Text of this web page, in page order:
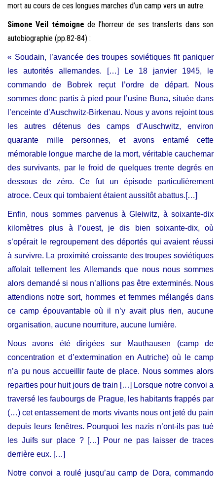
mort au cours de ces longues marches d’un camp vers un autre.
Simone Veil témoigne de l’horreur de ses transferts dans son
autobiographie (pp.82-84) :
« Soudain, l’avancée des troupes soviétiques fit paniquer
les autorités allemandes.
[…] Le 18 janvier 1945, le
commando de
Bobrek reçut l’ordre de départ. Nous
sommes donc partis à pied pour l’usine Buna, située dans
l’enceinte d’Auschwitz-Birkenau. Nous y avons rejoint tous
les autres détenus des camps d’Auschwitz, environ
quarante mille personnes, et avons entamé cette
mémorable longue marche de la mort, véritable cauchemar
des survivants, par le froid de quelques trente degrés en
dessous de zéro. Ce fut un épisode particulièrement
atroce. Ceux qui tombaient étaient aussitôt abattus.[…]
Enfin, nous sommes parvenus à Gleiwitz, à soixante-dix
kilomètres plus à l’ouest, je dis bien soixante-dix, où
s’opérait le regroupement des déportés qui avaient réussi
à survivre. La proximité croissante des troupes soviétiques
affolait tellement les Allemands que nous nous sommes
alors demandé si nous n’allions pas être exterminés. Nous
attendions notre sort, hommes et femmes mélangés dans
ce camp épouvantable où il n’y avait plus rien, aucune
organisation, aucune nourriture, aucune lumière.
Nous avons été dirigées sur Mauthausen (camp de
concentration et d’extermination en Autriche) où le camp
n’a pu nous accueillir faute de place. Nous sommes alors
reparties pour huit jours de train […] Lorsque notre convoi a
traversé les faubourgs de Prague, les habitants frappés par
(…) cet entassement de morts vivants nous ont jeté du pain
depuis leurs fenêtres. Pourquoi les nazis n’ont-ils pas tué
les Juifs sur place ? […] Pour ne pas laisser de traces
derrière eux. […]
Notre convoi a roulé jusqu’au camp de Dora, commando